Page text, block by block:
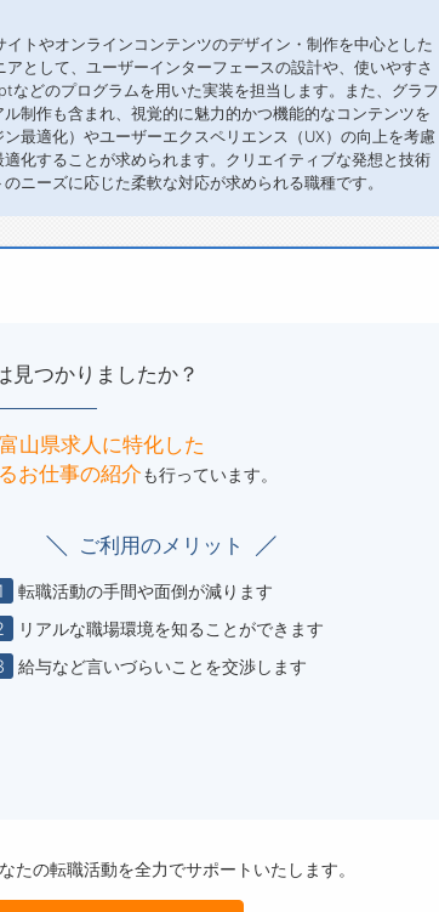
トやオンラインコンテンツのデザイン・制作を中心とした
として、ユーザーインターフェースの設計や、使いやすさ
などのプログラムを用いた実装を担当します。また、グラフ
制作も含まれ、視覚的に魅力的かつ機能的なコンテンツを
最適化）やユーザーエクスペリエンス（UX）の向上を考慮
化することが求められます。クリエイティブな発想と技術
ニーズに応じた柔軟な対応が求められる職種です。
見つかりましたか？
富山県求人に特化した
お仕事の紹介も行っています。
ご利用のメリット
転職活動の手間や面倒が減ります
リアルな職場環境を知ることができます
給与など言いづらいことを交渉します
たの転職活動を全力でサポートいたします。